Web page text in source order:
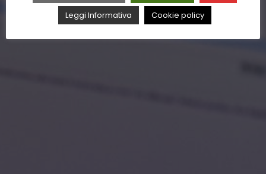
Leggi Informativa
Cookie policy